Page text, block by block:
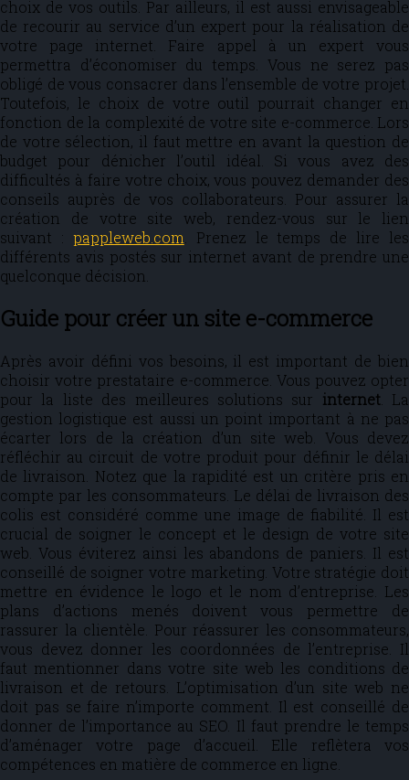
choix de vos outils. Par ailleurs, il est aussi envisageable
de recourir au service d’un expert pour la réalisation de
votre page internet. Faire appel à un expert vous
permettra d’économiser du temps. Vous ne serez pas
obligé de vous consacrer dans l’ensemble de votre projet.
Toutefois, le choix de votre outil pourrait changer en
fonction de la complexité de votre site e-commerce. Lors
de votre sélection, il faut mettre en avant la question de
budget pour dénicher l’outil idéal. Si vous avez des
difficultés à faire votre choix, vous pouvez demander des
conseils auprès de vos collaborateurs. Pour assurer la
création de votre site web, rendez-vous sur le lien
suivant : pappleweb.com . Prenez le temps de lire les
différents avis postés sur internet avant de prendre une
quelconque décision.
Guide pour créer un site e-commerce
Après avoir défini vos besoins, il est important de bien
choisir votre prestataire e-commerce. Vous pouvez opter
pour la liste des meilleures solutions sur internet . La
gestion logistique est aussi un point important à ne pas
écarter lors de la création d’un site web. Vous devez
réfléchir au circuit de votre produit pour définir le délai
de livraison. Notez que la rapidité est un critère pris en
compte par les consommateurs. Le délai de livraison des
colis est considéré comme une image de fiabilité. Il est
crucial de soigner le concept et le design de votre site
web. Vous éviterez ainsi les abandons de paniers. Il est
conseillé de soigner votre marketing. Votre stratégie doit
mettre en évidence le logo et le nom d’entreprise. Les
plans d’actions menés doivent vous permettre de
rassurer la clientèle. Pour réassurer les consommateurs,
vous devez donner les coordonnées de l’entreprise. Il
faut mentionner dans votre site web les conditions de
livraison et de retours. L’optimisation d’un site web ne
doit pas se faire n’importe comment. Il est conseillé de
donner de l’importance au SEO. Il faut prendre le temps
d’aménager votre page d’accueil. Elle reflètera vos
compétences en matière de commerce en ligne.